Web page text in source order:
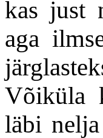
kas just
aga
Võiküla
läbi